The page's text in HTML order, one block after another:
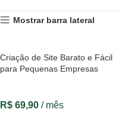
Mostrar barra lateral
Criação de Site Barato e Fácil
para Pequenas Empresas
R$ 69,90 / mês